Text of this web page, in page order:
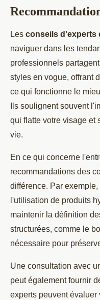
Les conseils d'experts
naviguer dans les
professionnels
styles en vogue, offrant
ce qui fonctionne le
Ils soulignent souvent
qui flatte votre visage et
vie.
En ce qui concerne
recommandations des
différence. Par
l'utilisation de produits
maintenir la définition
structurées, comme le
nécessaire pour
Une consultation avec
peut également fournir
experts peuvent évaluer